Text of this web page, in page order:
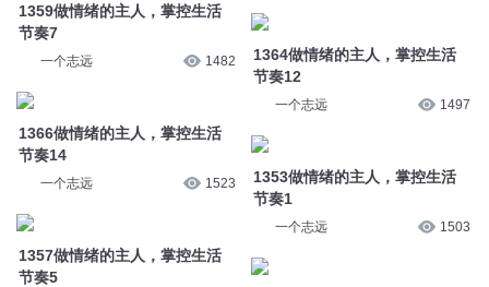
1359做情绪的主人，掌控生活
节奏7
一个志远 1482
1366做情绪的主人，掌控生活
节奏14
一个志远 1523
1357做情绪的主人，掌控生活
节奏5
1364做情绪的主人，掌控生活
节奏12
一个志远 1497
1353做情绪的主人，掌控生活
节奏1
一个志远 1503